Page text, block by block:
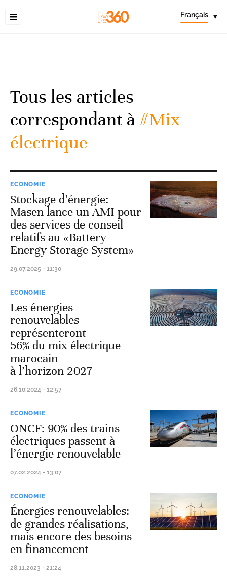
Français ▾
Tous les articles
correspondant à#Mix
électrique
ECONOMIE
Stockage d’énergie:
Masen lance un AMI pour
des services de conseil
relatifs au «Battery
Energy Storage System»
29.07.2025 - 11:30
ECONOMIE
Les énergies
renouvelables
représenteront
56% du mix électrique
marocain
à l’horizon 2027
26.10.2024 - 12:57
ECONOMIE
ONCF: 90% des trains
électriques passent à
l’énergie renouvelable
07.02.2024 - 13:07
ECONOMIE
Énergies renouvelables:
de grandes réalisations,
mais encore des besoins
en financement
28.11.2023 - 21:24